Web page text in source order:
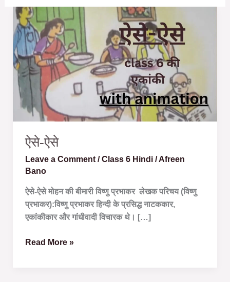
ऐसे-ऐसे
Leave a Comment / Class 6 Hindi/Afreen
Bano
ऐसे-ऐसे मोहन की बीमारी विष्णु प्रभाकर लेखक परिचय (विष्णु
प्रभाकर):विष्णु प्रभाकर हिन्दी के प्रसिद्ध नाटककार,
एकांकीकार और गांधीवादी विचारक थे। […]
ऐसे-
ऐसे
Read More »